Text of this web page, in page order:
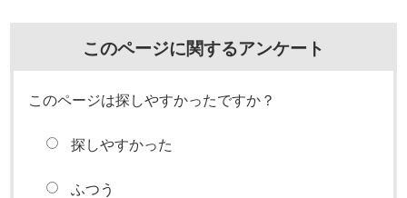
このページに関するアンケート
このページは探しやすかったですか？
探しやすかった
ふつう